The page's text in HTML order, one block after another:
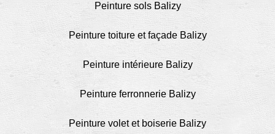
Peinture sols Balizy
Peinture toiture et façade Balizy
Peinture intérieure Balizy
Peinture ferronnerie Balizy
Peinture volet et boiserie Balizy